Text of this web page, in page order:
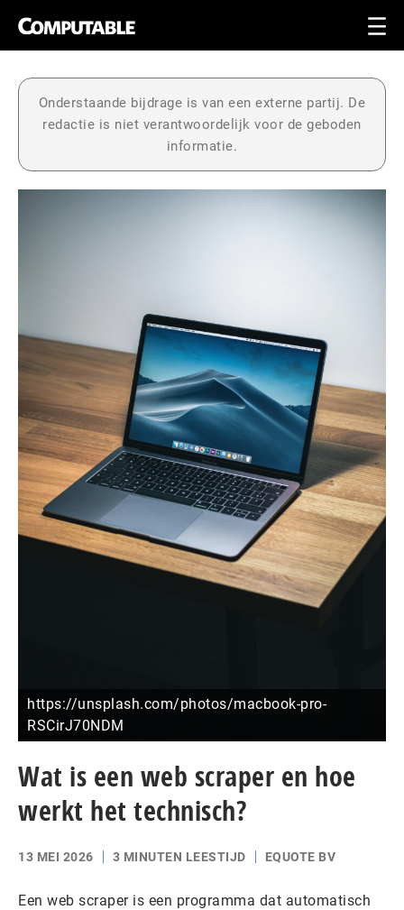
Onderstaande bijdrage is van een externe partij. De
redactie is niet verantwoordelijk voor de geboden
informatie.
https://unsplash.com/photos/macbook-pro-
RSCirJ70NDM
Wat is een web scraper en hoe
werkt het technisch?
13 MEI 2026 3 MINUTEN LEESTIJD EQUOTE BV
Een web scraper is een programma dat automatisch